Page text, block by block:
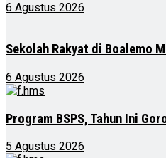
6 Agustus 2026
Sekolah Rakyat di Boalemo
6 Agustus 2026
Program BSPS, Tahun Ini
5 Agustus 2026